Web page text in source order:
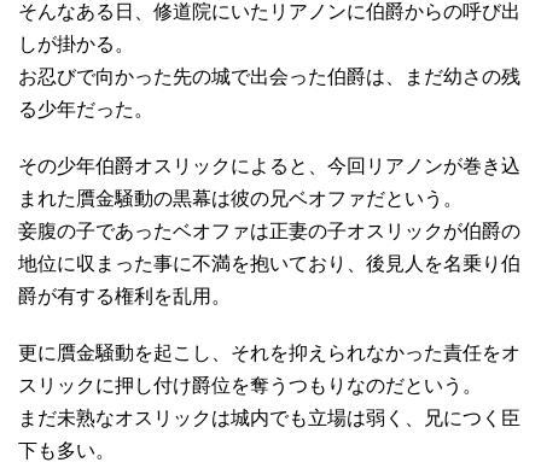
そんなある日、修道院にいたリアノンに伯爵からの呼び出
しが掛かる。
お忍びで向かった先の城で出会った伯爵は、まだ幼さの残
る少年だった。
その少年伯爵オスリックによると、今回リアノンが巻き込
まれた贋金騒動の黒幕は彼の兄ベオファだという。
妾腹の子であったベオファは正妻の子オスリックが伯爵の
地位に収まった事に不満を抱いており、後見人を名乗り伯
爵が有する権利を乱用。
更に贋金騒動を起こし、それを抑えられなかった責任をオ
スリックに押し付け爵位を奪うつもりなのだという。
まだ未熟なオスリックは城内でも立場は弱く、兄につく臣
下も多い。